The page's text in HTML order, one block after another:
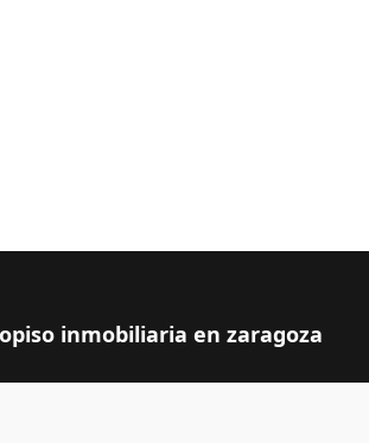
inmobiliaria en zaragoza